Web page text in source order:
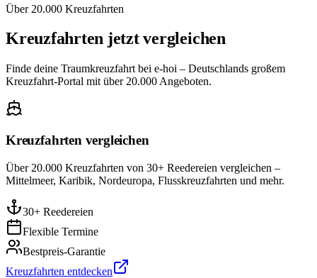
Über 20.000 Kreuzfahrten
Kreuzfahrten jetzt vergleichen
Finde deine Traumkreuzfahrt bei e-hoi – Deutschlands großem
Kreuzfahrt-Portal mit über 20.000 Angeboten.
Kreuzfahrten vergleichen
Über 20.000 Kreuzfahrten von 30+ Reedereien vergleichen –
Mittelmeer, Karibik, Nordeuropa, Flusskreuzfahrten und mehr.
30+ Reedereien
Flexible Termine
Bestpreis-Garantie
Kreuzfahrten entdecken